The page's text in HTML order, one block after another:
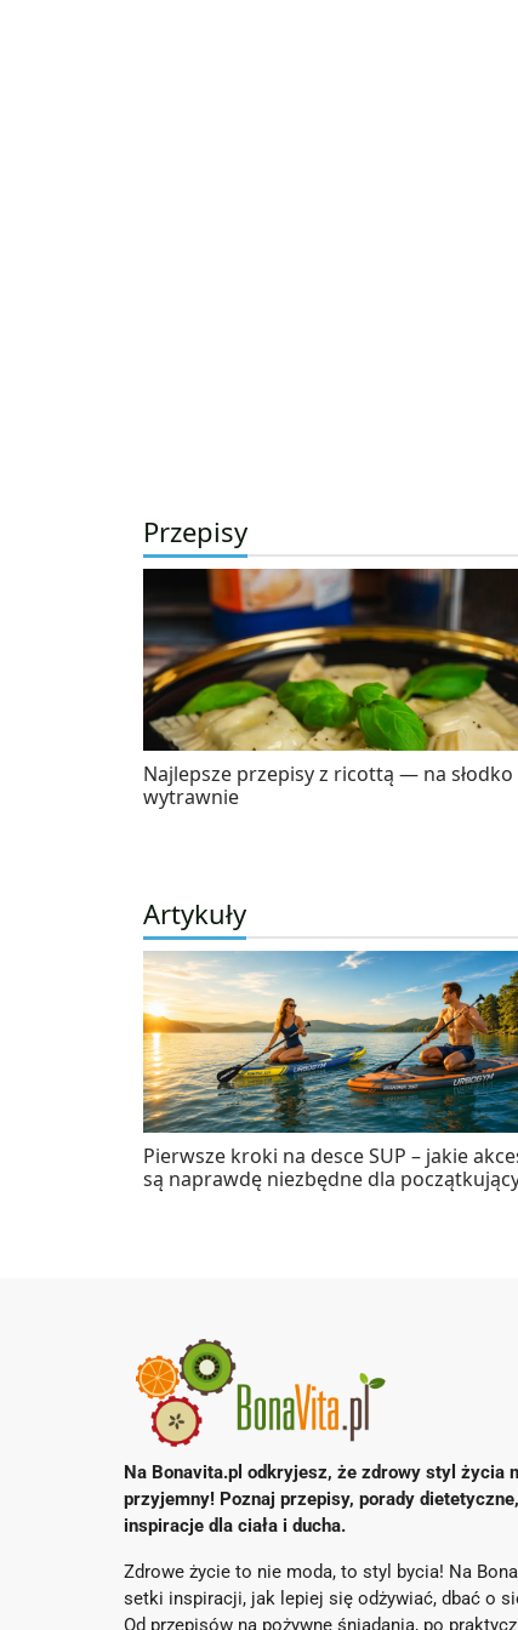
Przepisy
Najlepsze przepisy z ricottą — na słodko
wytrawnie
Artykuły
Pierwsze kroki na desce SUP – jakie
są naprawdę niezbędne dla
Na Bonavita.pl odkryjesz, że zdrowy styl życia
przyjemny! Poznaj przepisy, porady
inspiracje dla ciała i ducha.
Zdrowe życie to nie moda, to styl bycia! Na
setki inspiracji, jak lepiej się odżywiać, dbać o
Od przepisów na pożywne śniadania, po